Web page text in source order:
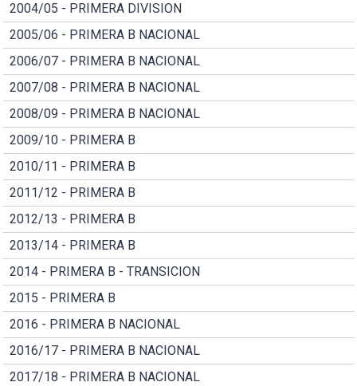
2004/05 - PRIMERA DIVISION
2005/06 - PRIMERA B NACIONAL
2006/07 - PRIMERA B NACIONAL
2007/08 - PRIMERA B NACIONAL
2008/09 - PRIMERA B NACIONAL
2009/10 - PRIMERA B
2010/11 - PRIMERA B
2011/12 - PRIMERA B
2012/13 - PRIMERA B
2013/14 - PRIMERA B
2014 - PRIMERA B - TRANSICION
2015 - PRIMERA B
2016 - PRIMERA B NACIONAL
2016/17 - PRIMERA B NACIONAL
2017/18 - PRIMERA B NACIONAL